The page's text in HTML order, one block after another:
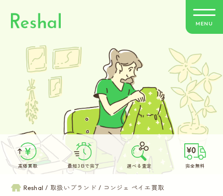
リシャールの特徴
買取方法のご案内
取扱いブランド
よくあるご質問
お客さまの声
MENU
高価買取 最短3日で完了 選べる査定 完全無料
Reshal 取扱いブランド コンジェ ペイエ買取